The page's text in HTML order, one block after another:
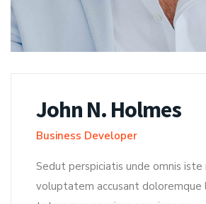
John N. Holmes
Business Developer
Sedut perspiciatis unde omnis
voluptatem accusant doloremque